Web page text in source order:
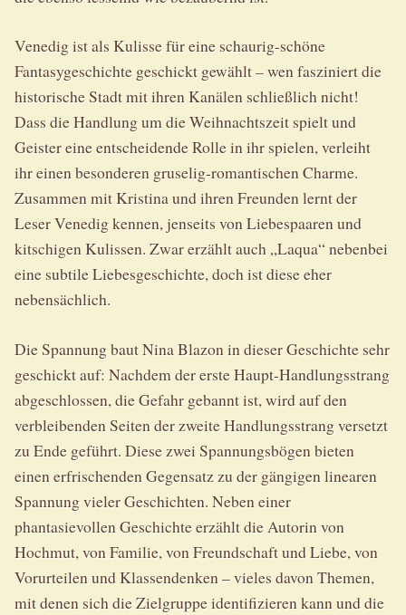
Venedig ist als Kulisse für eine schaurig-schöne
Fantasygeschichte geschickt gewählt – wen fasziniert die
historische Stadt mit ihren Kanälen schließlich nicht!
Dass die Handlung um die Weihnachtszeit spielt und
Geister eine entscheidende Rolle in ihr spielen, verleiht
ihr einen besonderen gruselig-romantischen Charme.
Zusammen mit Kristina und ihren Freunden lernt der
Leser Venedig kennen, jenseits von Liebespaaren und
kitschigen Kulissen. Zwar erzählt auch „Laqua“ nebenbei
eine subtile Liebesgeschichte, doch ist diese eher
nebensächlich.
Die Spannung baut Nina Blazon in dieser Geschichte sehr
geschickt auf: Nachdem der erste Haupt-Handlungsstrang
abgeschlossen, die Gefahr gebannt ist, wird auf den
verbleibenden Seiten der zweite Handlungsstrang versetzt
zu Ende geführt. Diese zwei Spannungsbögen bieten
einen erfrischenden Gegensatz zu der gängigen linearen
Spannung vieler Geschichten. Neben einer
phantasievollen Geschichte erzählt die Autorin von
Hochmut, von Familie, von Freundschaft und Liebe, von
Vorurteilen und Klassendenken – vieles davon Themen,
mit denen sich die Zielgruppe identifizieren kann und die